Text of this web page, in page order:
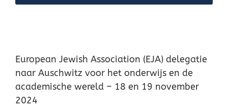
European Jewish Association (EJA) delegatie
naar Auschwitz voor het onderwijs en de
academische wereld – 18 en 19 november
2024